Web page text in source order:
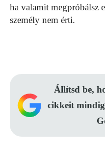
ha valamit megpróbálsz
személy nem érti.
Állítsd be,
cikkeit